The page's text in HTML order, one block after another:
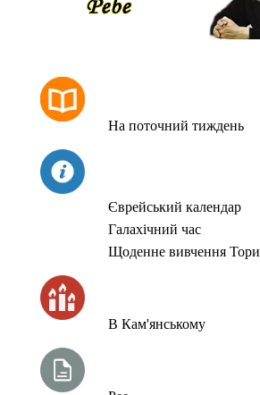
На поточний тиждень
Єврейський календар
Галахічний час
Щоденне вивчення Тори
В Кам'янському